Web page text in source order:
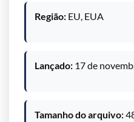
Região: EU, EUA
Lançado: 17 de
Tamanho do arquivo: